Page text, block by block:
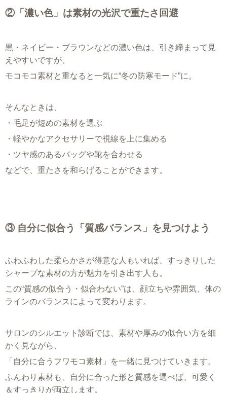
②「濃い色」は素材の光沢で重たさ回避
黒・ネイビー・ブラウンなどの濃い色は、引き締まって見
えやすいですが、
モコモコ素材と重なると一気に“冬の防寒モード”に。
そんなときは、
・毛足が短めの素材を選ぶ
・軽やかなアクセサリーで視線を上に集める
・ツヤ感のあるバッグや靴を合わせる
などで、重たさを和らげることができます。
③ 自分に似合う「質感バランス」を見つけよう
ふわふわした柔らかさが得意な人もいれば、すっきりした
シャープな素材の方が魅力を引き出す人も。
この“質感の似合う・似合わない”は、顔立ちや雰囲気、体の
ラインのバランスによって変わります。
サロンのシルエット診断では、素材や厚みの似合い方を細
かく見ながら、
「自分に合うフワモコ素材」を一緒に見つけていきます。
ふんわり素材も、自分に合った形と質感を選べば、可愛く
＆すっきりが両立します。